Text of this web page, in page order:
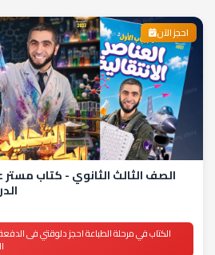
احجز الآن
الصف الثالث الثانوي - كتاب
الكتاب في مرحلة الطباعة احجز دلوقتي فى الدفعة